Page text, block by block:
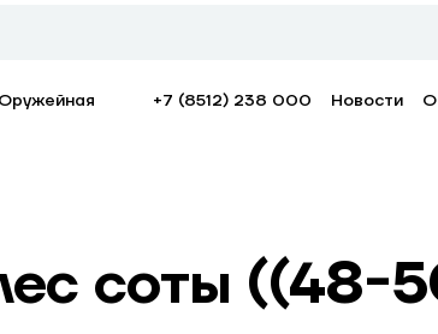
Оружейная +7 (8512) 238 000 Новости О
соты ((48-